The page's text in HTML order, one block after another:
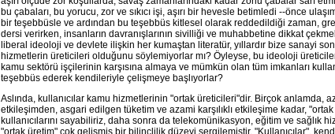
bu çabaları, bu yorucu, zor ve sıkıcı işi, aşırı bir hevesle betimledi --önce
bir teşebbüsle ve ardından bu teşebbüs kitlesel olarak reddedildiği zaman,
dersi verirken, insanların davranışlarının sivilliği ve muhabbetine dikkat
liberal ideoloji ve devlete ilişkin her kumaştan literatür, yıllardır bize sanayi
hizmetlerin üreticileri olduğunu söylemiyorlar mı? Öyleyse, bu ideoloji
kamu sektörü işçilerinin karşısına almaya ve mümkün olan tüm imkanları
teşebbüs ederek kendileriyle çelişmeye başlıyorlar?
Aslında, kullanıcılar kamu hizmetlerinin "ortak üreticileri"dir. Birçok anlamda,
etkileşimden, asgari edilgen tüketim ve azami karşılıklı etkileşime kadar,
kullanıcılarını sayabiliriz, daha sonra da telekomünikasyon, eğitim ve sağlık
"ortak üretim" çok gelişmiş bir bilinçlilik düzeyi sergilemiştir. "Kullanıcılar",